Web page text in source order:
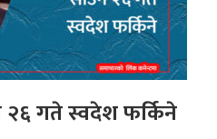
२६ गते स्वदेश फर्किने